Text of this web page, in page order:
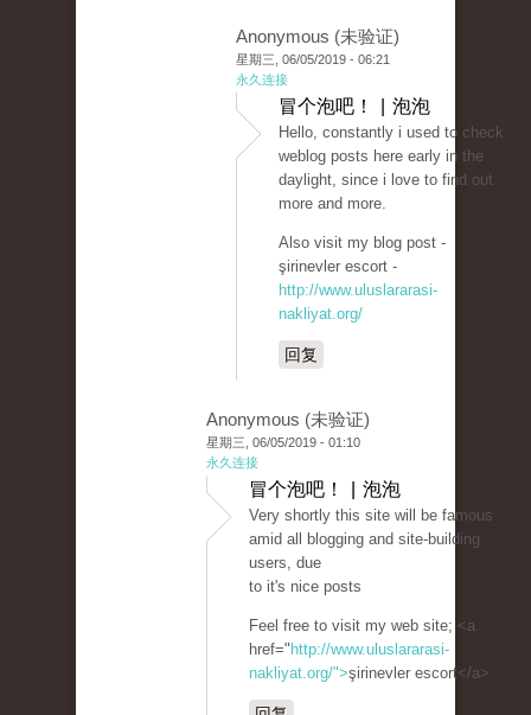
Anonymous (未验证)
星期三, 06/05/2019 - 06:21
永久连接
冒个泡吧！ | 泡泡
Hello, constantly i used to check
weblog posts here early in the
daylight, since i love to find out
more and more.
Also visit my blog post -
şirinevler escort -
http://www.uluslararasi-
nakliyat.org/
回复
Anonymous (未验证)
星期三, 06/05/2019 - 01:10
永久连接
冒个泡吧！ | 泡泡
Very shortly this site will be famous
amid all blogging and site-building
users, due
to it's nice posts
Feel free to visit my web site; <a
href=" http://www.uluslararasi-
nakliyat.org/">şirinevler escort</a>